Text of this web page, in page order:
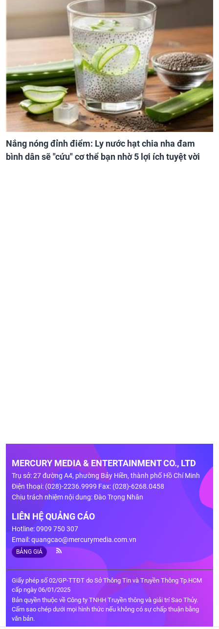
Nắng nóng đỉnh điểm: Ly nước hạt chia nha đam
bình dân sẽ "cứu" cơ thể bạn nhờ 5 lợi ích tuyệt vời
MERCURY MEDIA & ENTERTAINMENT CO., LTD
Trụ sở: 27 đường A4, phường Bảy Hiền, thành phố Hồ Chí Minh
Điện thoại: (028)-2236.9999 Fax: (028)-6268.0458
Chịu trách nhiệm nội dung: Đào Trọng Nhân
LIÊN HỆ QUẢNG CÁO
Hotline: 0909 750 307
Email:quangcao@mercurymedia.com.vn
BẢNG GIÁ
Giấy phép số 02/GP-TTĐT do Sở Thông Tin và Truyền Thông Tp.HCM
cấp ngày 06/01/2025
Bản quyền thuộc về Công ty TNHH Truyền thông và giải trí Sao Thủy.
Cấm sao chép dưới mọi hình thức nếu không có sự chấp thuận bằng
văn bản.